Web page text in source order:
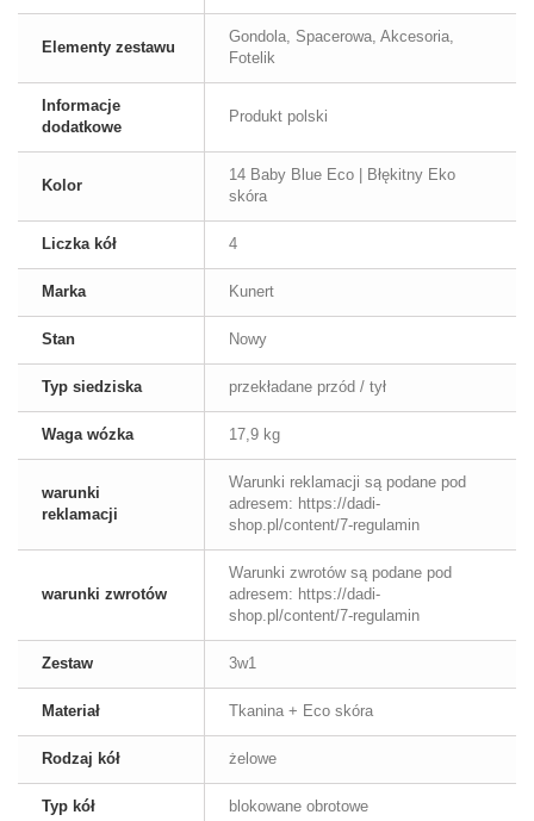
Elementy zestawu
Gondola, Spacerowa, Akcesoria,
Fotelik
Informacje
dodatkowe
Produkt polski
Kolor
14 Baby Blue Eco | Błękitny Eko
skóra
Liczka kół 4
Marka Kunert
Stan Nowy
Typ siedziska przekładane przód / tył
Waga wózka 17,9 kg
warunki
reklamacji
Warunki reklamacji są podane pod
adresem: https://dadi-
shop.pl/content/7-regulamin
warunki zwrotów
Warunki zwrotów są podane pod
adresem: https://dadi-
shop.pl/content/7-regulamin
Zestaw 3w1
Materiał Tkanina + Eco skóra
Rodzaj kół żelowe
Typ kół blokowane obrotowe